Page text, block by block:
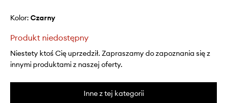
Kolor: czarny
Produkt niedostępny
Niestety ktoś Cię uprzedził. Zapraszamy do zapoznania się z
innymi produktami z naszej oferty.
Inne z tej kategorii